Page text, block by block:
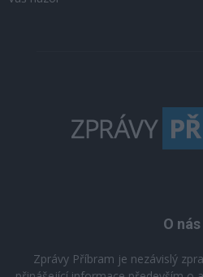
O nás
Zprávy Příbram je nezávislý